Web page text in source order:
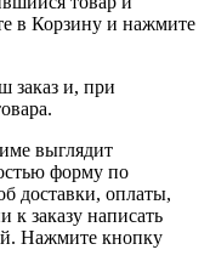
в Корзину и нажмите
заказ и, при
выглядит
форму по
доставки, оплаты,
к заказу написать
Нажмите кнопку